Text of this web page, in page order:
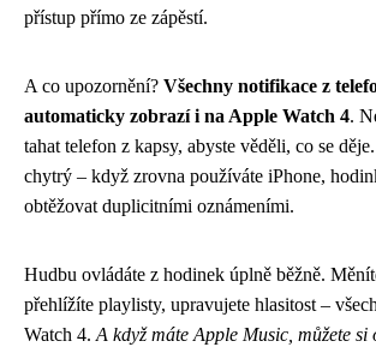
přístup přímo ze zápěstí.
A co upozornění? Všechny notifikace z
automaticky zobrazí i na Apple Watch 4.
tahat telefon z kapsy, abyste věděli, co se
chytrý – když zrovna používáte iPhone,
obtěžovat duplicitními oznámeními.
Hudbu ovládáte z hodinek úplně běžně.
přehlížíte playlisty, upravujete hlasitost –
Watch 4.A když máte Apple Music, můžete